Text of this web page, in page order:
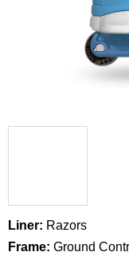
Liner: Razors
Frame: Ground